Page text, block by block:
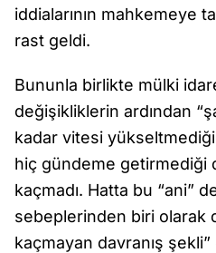
iddialarının mahkemeye
rast geldi.
Bununla birlikte mülki
değişikliklerin ardından
kadar vitesi
hiç gündeme getirmediği
kaçmadı. Hatta bu “ani”
sebeplerinden biri olarak
kaçmayan davranış